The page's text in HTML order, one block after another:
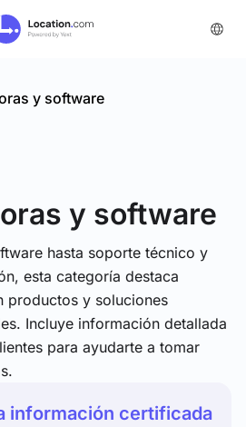
y software
y software
hasta soporte técnico y
esta categoría destaca
productos y soluciones
Incluye información detallada
para ayudarte a tomar
información certificada